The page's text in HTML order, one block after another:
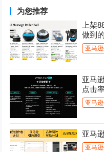
为您推荐
上架
做到
亚马
亚马
点击
亚马
亚马
亚马